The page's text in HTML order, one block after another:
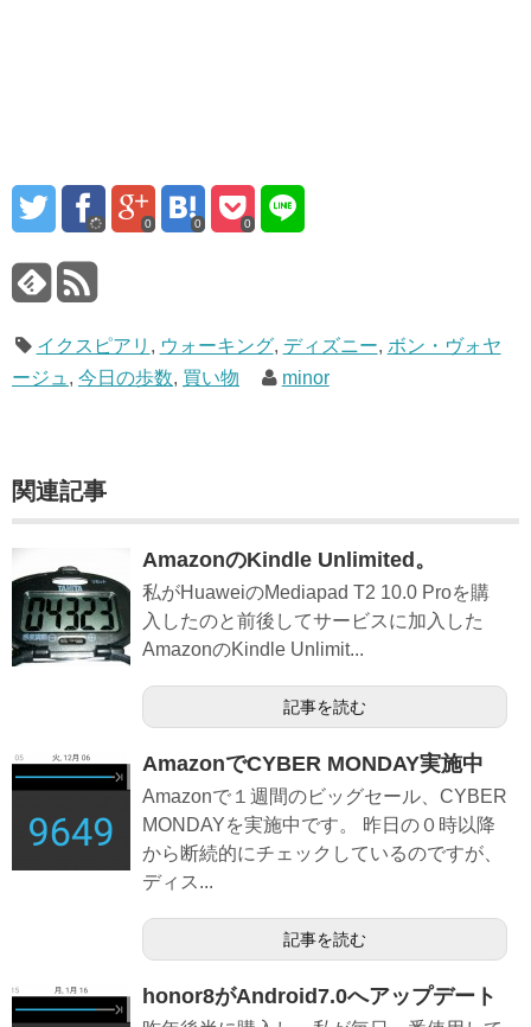
0 0 0
イクスピアリ , ウォーキング, ディズニー, ボン・ヴォヤ
ージュ , 今日の歩数, 買い物 minor
関連記事
AmazonのKindle Unlimited。
私がHuaweiのMediapad T2 10.0 Proを購
入したのと前後してサービスに加入した
AmazonのKindle Unlimit...
記事を読む
AmazonでCYBER MONDAY実施中
Amazonで１週間のビッグセール、CYBER
MONDAYを実施中です。 昨日の０時以降
から断続的にチェックしているのですが、
ディス...
記事を読む
honor8がAndroid7.0へアップデート